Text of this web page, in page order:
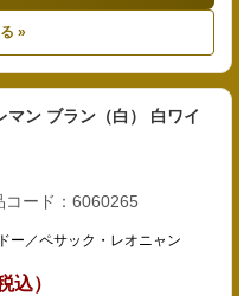
»
マン ブラン（白） 白ワイ
コード：6060265
ー／ペサック・レオニャン
込）